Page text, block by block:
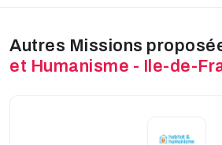
Autres Missions
et Humanisme - Ile-de-